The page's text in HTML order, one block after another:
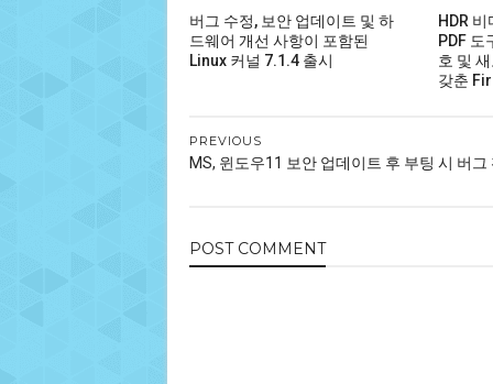
버그 수정, 보안 업데이트 및 하
드웨어 개선 사항이 포함된
Linux 커널 7.1.4 출시
HDR
PDF 도
호 및
갖춘
PREVIOUS
MS, 윈도우11 보안 업데이트 후 부팅 시 버그
POST COMMENT